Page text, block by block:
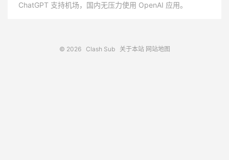
ChatGPT 支持机场，国内无压力使用 OpenAI 应用。
© 2026 Clash Sub 关于本站 网站地图